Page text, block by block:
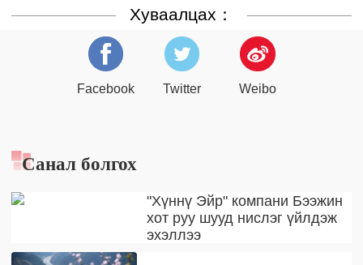
Хуваалцах：
Facebook Twitter Weibo
Санал болгох
"Хүннү Эйр" компани Бээжин
хот руу шууд нислэг үйлдэж
эхэллээ